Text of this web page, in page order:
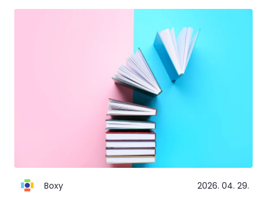
Boxy 2026. 04. 29.